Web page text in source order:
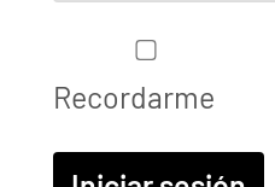
Recordarme